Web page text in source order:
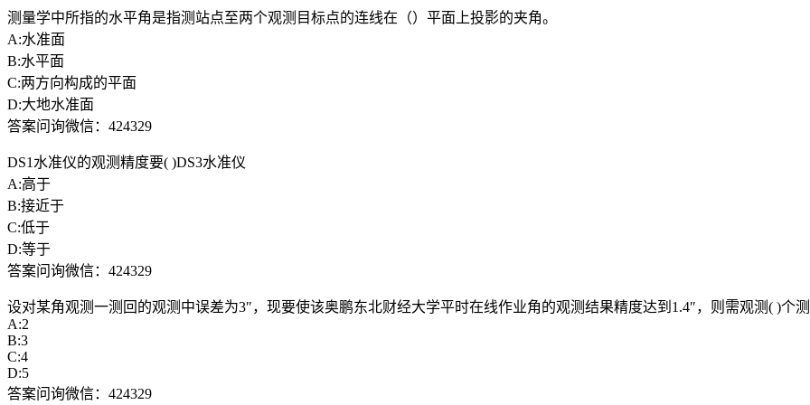
测量学中所指的水平角是指测站点至两个观测目标点的连线在（）平面上投影的夹角。
A:水准面
B:水平面
C:两方向构成的平面
D:大地水准面
答案问询微信：424329
DS1水准仪的观测精度要( )DS3水准仪
A:高于
B:接近于
C:低于
D:等于
答案问询微信：424329
设对某角观测一测回的观测中误差为3″，现要使该奥鹏东北财经大学平时在线作业角的观测结果精度达到1.4″，则需观测( )个
A:2
B:3
C:4
D:5
答案问询微信：424329